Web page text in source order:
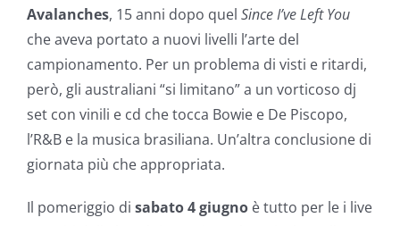
Avalanches, 15 anni dopo quel Since I’ve Left You
che aveva portato a nuovi livelli l’arte del
campionamento. Per un problema di visti e ritardi,
però, gli australiani “si limitano” a un vorticoso dj
set con vinili e cd che tocca Bowie e De Piscopo,
l’R&B e la musica brasiliana. Un’altra conclusione di
giornata più che appropriata.
Il pomeriggio di sabato 4 giugno è tutto per le i live